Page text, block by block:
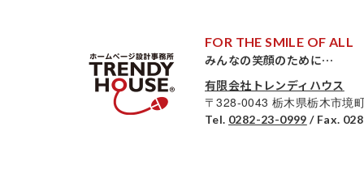
FOR THE SMILE OF ALL
みんなの笑顔のために…
有限会社トレンディハウス
〒328-0043 栃木県栃木市境
Tel. 0282-23-0999 / Fax.